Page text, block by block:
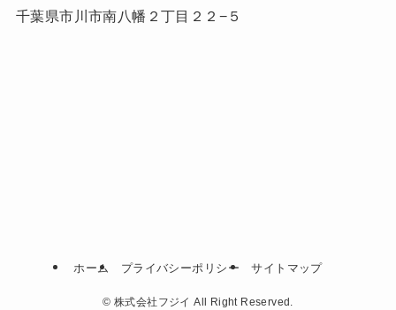
千葉県市川市南八幡２丁目２２−５
ホーム プライバシーポリシー サイトマップ
© 株式会社フジイ All Right Reserved.